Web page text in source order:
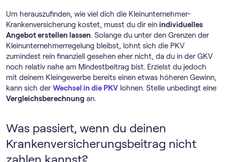
Um herauszufinden, wie viel dich die Kleinunternehmer-
Krankenversicherung kostet, musst du dir ein individuelles
Angebot erstellen lassen. Solange du unter den Grenzen der
Klein­unternehmer­regelung bleibst, lohnt sich die PKV
zumindest rein finanziell gesehen eher nicht, da du in der GKV
noch relativ nahe am Mindestbeitrag bist. Erzielst du jedoch
mit deinem Kleingewerbe bereits einen etwas höheren Gewinn,
kann sich derWechsel in die PKV lohnen. Stelle unbedingt eine
Vergleichsberechnung an.
Was passiert, wenn du deinen
Krankenversicherungsbeitrag nicht
zahlen kannst?